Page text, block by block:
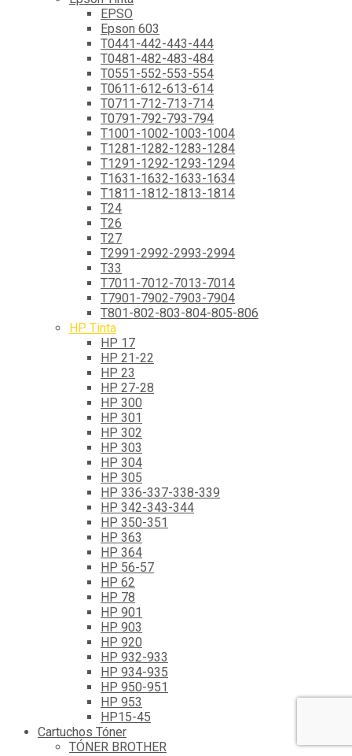
EPSO
Epson 603
T0441-442-443-444
T0481-482-483-484
T0551-552-553-554
T0611-612-613-614
T0711-712-713-714
T0791-792-793-794
T1001-1002-1003-1004
T1281-1282-1283-1284
T1291-1292-1293-1294
T1631-1632-1633-1634
T1811-1812-1813-1814
T24
T26
T27
T2991-2992-2993-2994
T33
T7011-7012-7013-7014
T7901-7902-7903-7904
T801-802-803-804-805-806
HP Tinta
HP 17
HP 21-22
HP 23
HP 27-28
HP 300
HP 301
HP 302
HP 303
HP 304
HP 305
HP 336-337-338-339
HP 342-343-344
HP 350-351
HP 363
HP 364
HP 56-57
HP 62
HP 78
HP 901
HP 903
HP 920
HP 932-933
HP 934-935
HP 950-951
HP 953
HP15-45
Cartuchos Tóner
TÓNER BROTHER